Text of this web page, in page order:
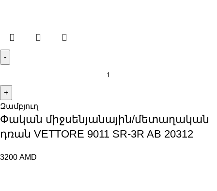
Զամբյուղ
Փական միջսենյանային/մետաղական
դռան VЕTTORE 9011 SR-3R AB 20312
3200 AMD